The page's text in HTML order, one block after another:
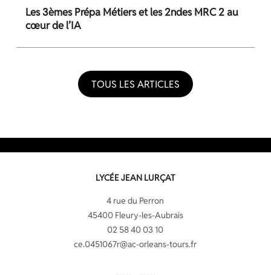
Les 3èmes Prépa Métiers et les 2ndes MRC 2 au
cœur de l’IA
TOUS LES ARTICLES
LYCÉE JEAN LURÇAT
4 rue du Perron
45400 Fleury-les-Aubrais
02 58 40 03 10
ce.0451067r@ac-orleans-tours.fr